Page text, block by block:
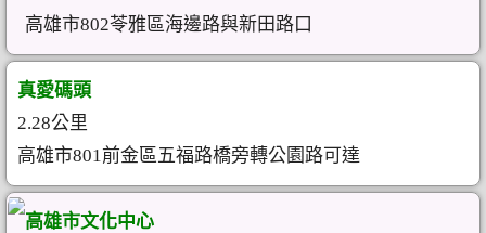
高雄市802苓雅區海邊路與新田路口
真愛碼頭
2.28公里
高雄市801前金區五福路橋旁轉公園路可達
高雄市文化中心